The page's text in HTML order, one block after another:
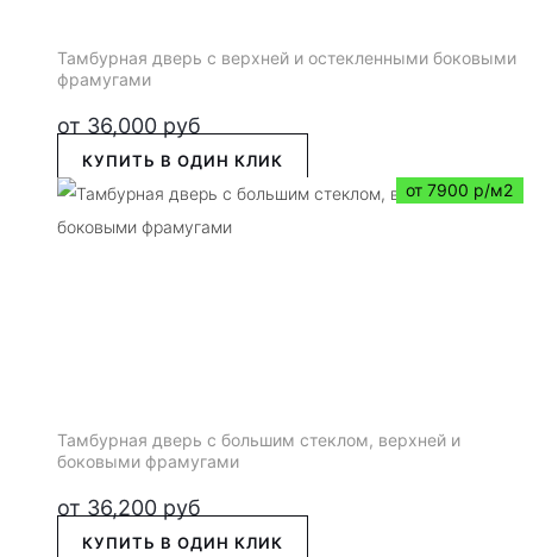
Тамбурная дверь с верхней и остекленными боковыми
фрамугами
от 36,000 руб
КУПИТЬ В ОДИН КЛИК
от 7900 р/м2
Тамбурная дверь с большим стеклом, верхней и
боковыми фрамугами
от 36,200 руб
КУПИТЬ В ОДИН КЛИК